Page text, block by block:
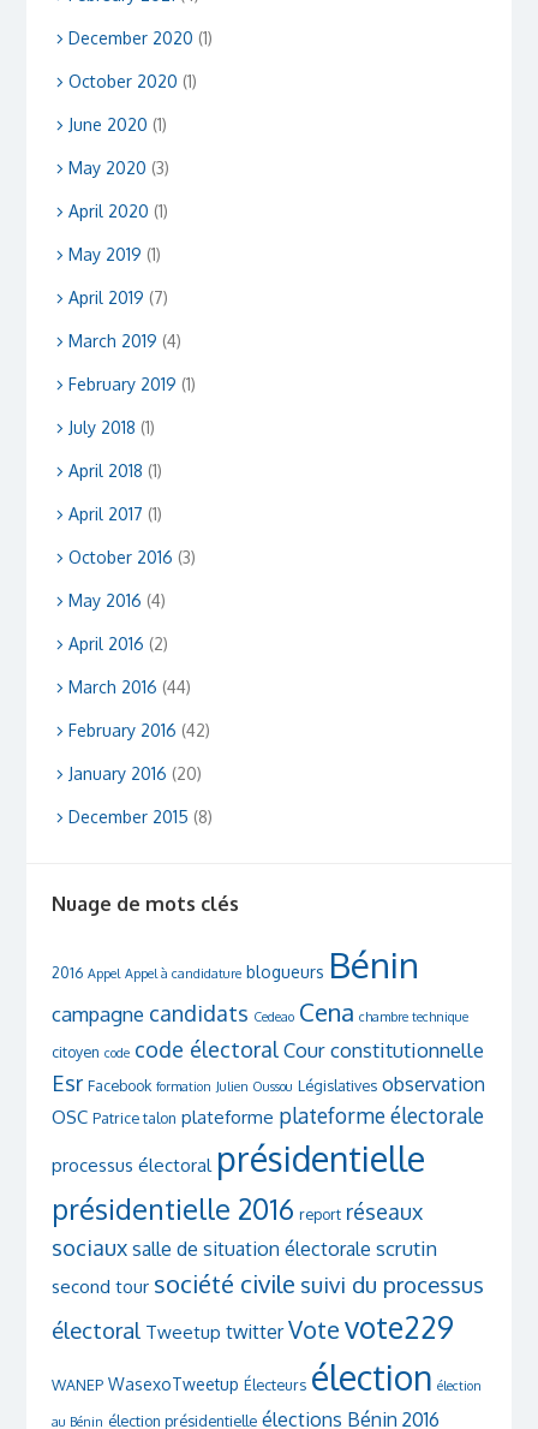
December 2020 (1)
October 2020 (1)
June 2020 (1)
May 2020 (3)
April 2020 (1)
May 2019 (1)
April 2019 (7)
March 2019 (4)
February 2019 (1)
July 2018 (1)
April 2018 (1)
April 2017 (1)
October 2016 (3)
May 2016 (4)
April 2016 (2)
March 2016 (44)
February 2016 (42)
January 2016 (20)
December 2015 (8)
Nuage de mots clés
2016 Appel Appel à candidature blogueurs Bénin
campagne candidats Cedeao Cena chambre technique
citoyen code code électoral Cour constitutionnelle
Esr Facebook formation Julien Oussou Législatives observation
OSC Patrice talon plateforme plateforme électorale
processus électoral présidentielle
présidentielle 2016 report réseaux
sociaux salle de situation électorale scrutin
second tour société civile suivi du processus
électoral Tweetup twitter Votevote229
WANEP WasexoTweetup Électeurs élection élection
au Bénin élection présidentielle élections Bénin 2016